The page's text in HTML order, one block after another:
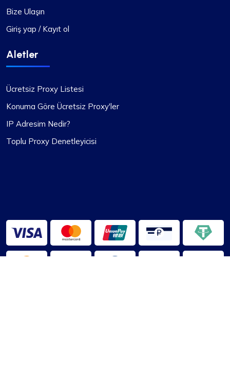
Bize Ulaşın
Giriş yap / Kayıt ol
Aletler
Ücretsiz Proxy Listesi
Konuma Göre Ücretsiz Proxy'ler
IP Adresim Nedir?
Toplu Proxy Denetleyicisi